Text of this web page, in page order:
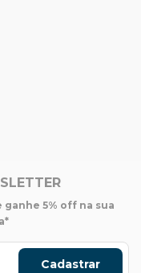
5% off na sua
Cadastrar